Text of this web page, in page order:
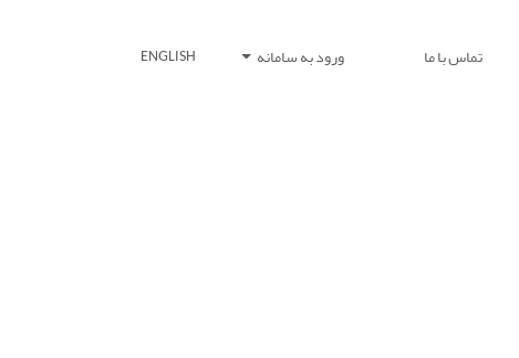
تماس با ما ورود به سامانه ENGLISH